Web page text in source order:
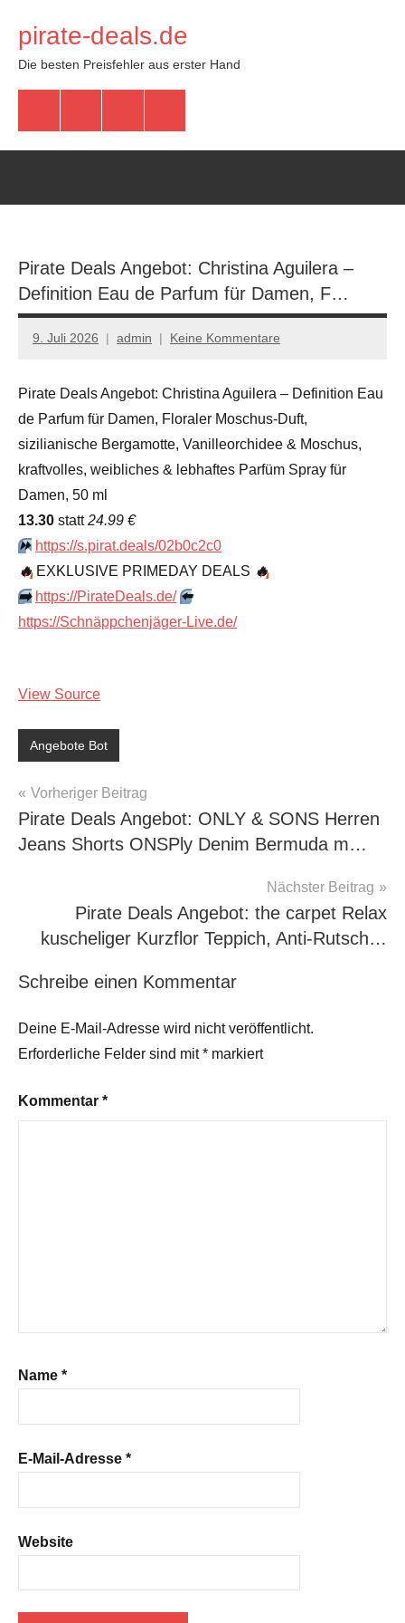
Inhalt
springen
pirate-deals.de
Die besten Preisfehler aus erster Hand
Pirate Deals Angebot: Christina Aguilera –
Definition Eau de Parfum für Damen, F…
9. Juli 2026 admin Keine Kommentare
Pirate Deals Angebot: Christina Aguilera – Definition Eau
de Parfum für Damen, Floraler Moschus-Duft,
sizilianische Bergamotte, Vanilleorchidee & Moschus,
kraftvolles, weibliches & lebhaftes Parfüm Spray für
Damen, 50 ml
13.30 statt24.99 €
⏩️ https://s.pirat.deals/02b0c2c0
🔥 EXKLUSIVE PRIMEDAY DEALS 🔥
➡️ https://PirateDeals.de/ ⬅️
https://Schnäppchenjäger-Live.de/
View Source
Angebote Bot
Beitragsnavigation
Vorheriger Beitrag
Pirate Deals Angebot: ONLY & SONS Herren
Jeans Shorts ONSPly Denim Bermuda m…
Nächster Beitrag
Pirate Deals Angebot: the carpet Relax
kuscheliger Kurzflor Teppich, Anti-Rutsch…
Schreibe einen Kommentar
Deine E-Mail-Adresse wird nicht veröffentlicht.
Erforderliche Felder sind mit* markiert
Kommentar *
Name *
E-Mail-Adresse *
Website